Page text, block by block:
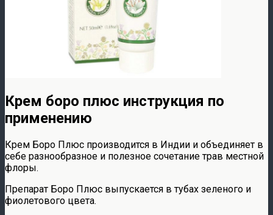
Крем боро плюс инструкция по
применению
Крем Боро Плюс производится в Индии и объединяет в
себе разнообразное и полезное сочетание трав местной
флоры.
Препарат Боро Плюс выпускается в тубах зеленого и
фиолетового цвета.